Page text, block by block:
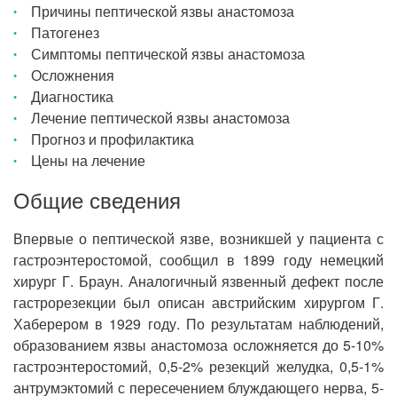
Причины пептической язвы анастомоза
Патогенез
Симптомы пептической язвы анастомоза
Осложнения
Диагностика
Лечение пептической язвы анастомоза
Прогноз и профилактика
Цены на лечение
Общие сведения
Впервые о пептической язве, возникшей у пациента с
гастроэнтеростомой, сообщил в 1899 году немецкий
хирург Г. Браун. Аналогичный язвенный дефект после
гастрорезекции был описан австрийским хирургом Г.
Хаберером в 1929 году. По результатам наблюдений,
образованием язвы анастомоза осложняется до 5-10%
гастроэнтеростомий, 0,5-2% резекций желудка, 0,5-1%
антрумэктомий с пересечением блуждающего нерва, 5-